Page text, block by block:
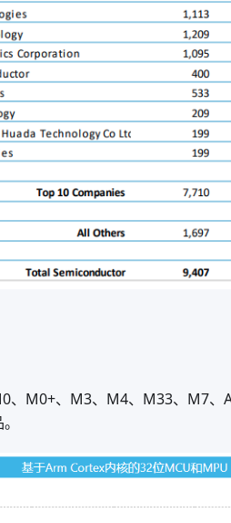
、M0+、M3、M4、M33、M7、